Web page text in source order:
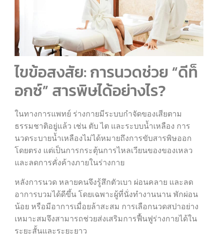
ไขข้อสงสัย: การนวดช่วย “ดีท็
อกซ์” สารพิษได้อย่างไร?
ในทางการแพทย์ ร่างกายมีระบบกำจัดของเสียตาม
ธรรมชาติอยู่แล้ว เช่น ตับ ไต และระบบน้ำเหลือง การ
นวดระบายน้ำเหลืองไม่ได้หมายถึงการขับสารพิษออก
โดยตรง แต่เป็นการกระตุ้นการไหลเวียนของของเหลว
และลดการคั่งค้างภายในร่างกาย
หลังการนวด หลายคนจึงรู้สึกตัวเบา ผ่อนคลาย และลด
อาการบวมได้ดีขึ้น โดยเฉพาะผู้ที่นั่งทำงานนาน พักผ่อน
น้อย หรือมีอาการเมื่อยล้าสะสม การเลือกนวดสปาอย่าง
เหมาะสมจึงสามารถช่วยส่งเสริมการฟื้นฟูร่างกายได้ใน
ระยะสั้นและระยะยาว